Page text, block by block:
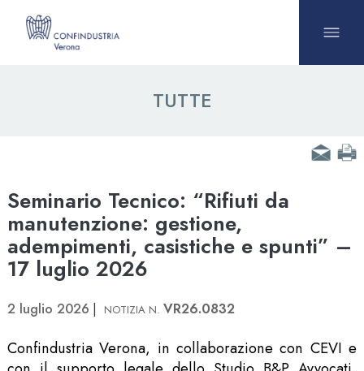
TUTTE
Seminario Tecnico: “Rifiuti da
manutenzione: gestione,
adempimenti, casistiche e spunti” –
17 luglio 2026
2 luglio 2026 VR26.0832
Confindustria Verona, in collaborazione con CEVI e